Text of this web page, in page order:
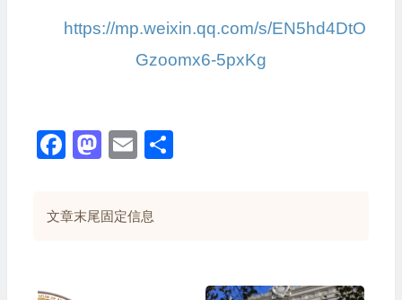
https://mp.weixin.qq.com/s/EN5hd4DtO
Gzoomx6-5pxKg
Facebook
Mastodon
Email
文章末尾固定信息